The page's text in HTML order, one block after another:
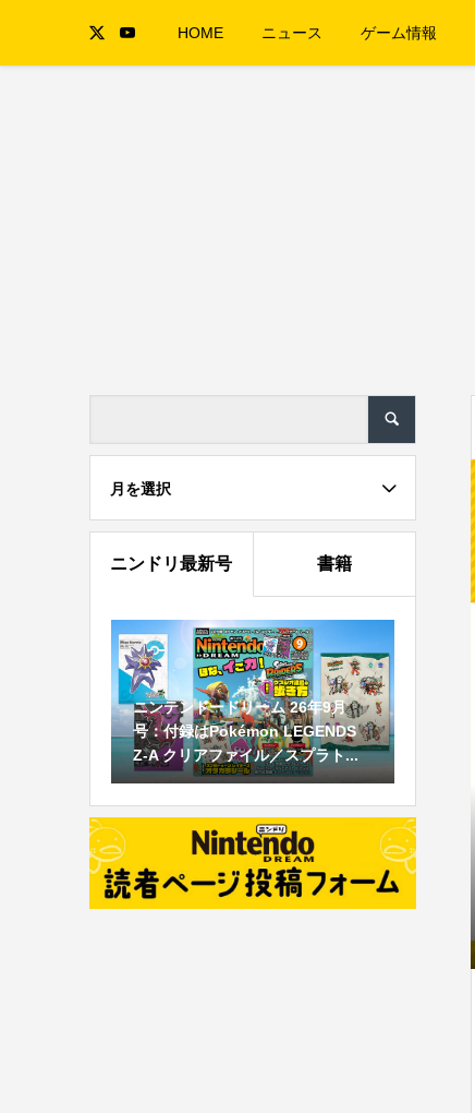
HOME ニュース ゲーム情報
月を選択
ニンドリ最新号 書籍
ニンテンドードリーム 26年9月
号：付録はPokémon LEGENDS
Z-A クリアファイル／スプラト...